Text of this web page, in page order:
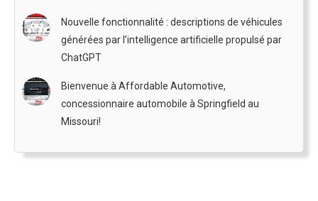
Nouvelle fonctionnalité : descriptions de véhicules
générées par l’intelligence artificielle propulsé par
ChatGPT
Bienvenue à Affordable Automotive,
concessionnaire automobile à Springfield au
Missouri!